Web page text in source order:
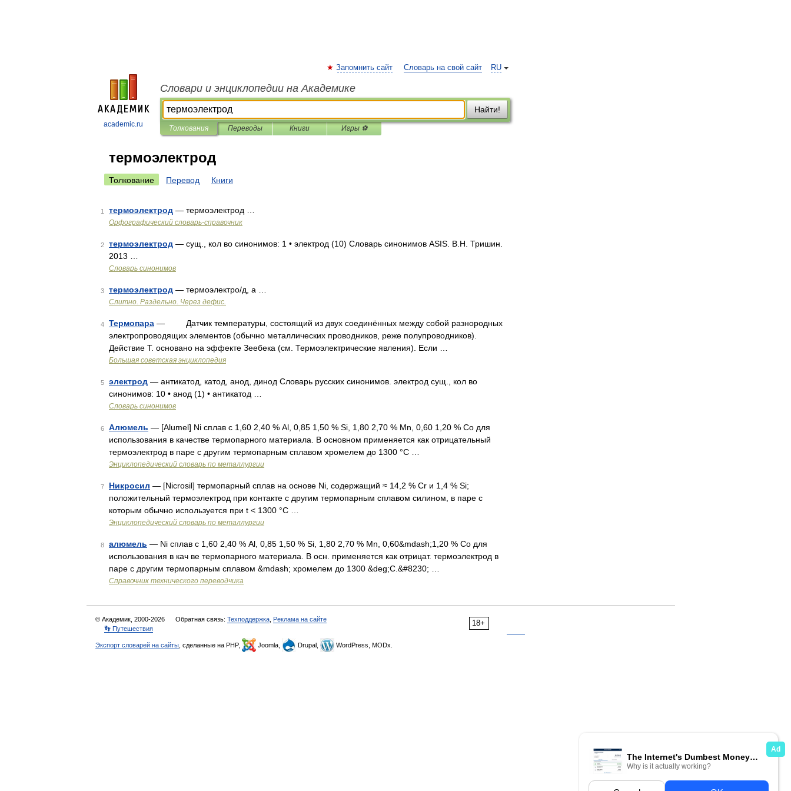
academic.ru
RU
Запомнить сайт Словарь на свой сайт
Словари и энциклопедии на Академике
Найти!
Толкования Переводы Книги Игры ⚽
термоэлектрод
Толкование Перевод Книги
1 термоэлектрод — термоэлектрод …
Орфографический словарь-справочник
2 термоэлектрод — сущ., кол во синонимов: 1 • электрод (10) Словарь синонимов ASIS. В.Н. Тришин.
2013 …
Словарь синонимов
3 термоэлектрод — термоэлектро/д, а …
Слитно. Раздельно. Через дефис.
4 Термопара — Датчик температуры, состоящий из двух соединённых между собой разнородных
электропроводящих элементов (обычно металлических проводников, реже полупроводников).
Действие Т. основано на эффекте Зеебека (см. Термоэлектрические явления). Если …
Большая советская энциклопедия
5 электрод — антикатод, катод, анод, динод Словарь русских синонимов. электрод сущ., кол во
синонимов: 10 • анод (1) • антикатод …
Словарь синонимов
6 Алюмель — [Alumel] Ni сплав с 1,60 2,40 % Al, 0,85 1,50 % Si, 1,80 2,70 % Mn, 0,60 1,20 % Со для
использования в качестве термопарного материала. В основном применяется как отрицательный
термоэлектрод в паре с другим термопарным сплавом хромелем до 1300 °С …
Энциклопедический словарь по металлургии
7 Никросил — [Nicrosil] термопарный сплав на основе Ni, содержащий ≈ 14,2 % Cr и 1,4 % Si;
положительный термоэлектрод при контакте с другим термопарным сплавом силином, в паре с
которым обычно используется при t < 1300 °С …
Энциклопедический словарь по металлургии
8 алюмель — Ni сплав с 1,60 2,40 % Аl, 0,85 1,50 % Si, 1,80 2,70 % Мn, 0,60&mdash;1,20 % Со для
использования в кач ве термопарного материала. В осн. применяется как отрицат. термоэлектрод в
паре с другим термопарным сплавом &mdash; хромелем до 1300 &deg;С.&#8230; …
Справочник технического переводчика
18+
© Академик, 2000-2026 Обратная связь: Техподдержка Реклама на сайте
👣 Путешествия
Экспорт словарей на сайты , сделанные на PHP, Joomla, Drupal, WordPress, MODx.